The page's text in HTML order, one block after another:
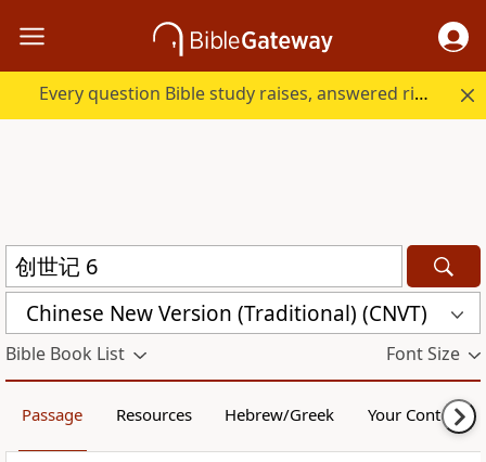
Every question Bible study raises, answered right here.
Chinese New Version (Traditional) (CNVT)
Bible Book List Font Size
Passage Resources Hebrew/Greek Your Content